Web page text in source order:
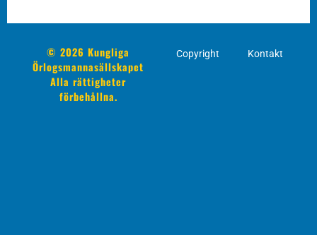
© 2026 Kungliga
Örlogsmannasällskapet
Alla rättigheter
förbehållna.
Copyright Kontakt